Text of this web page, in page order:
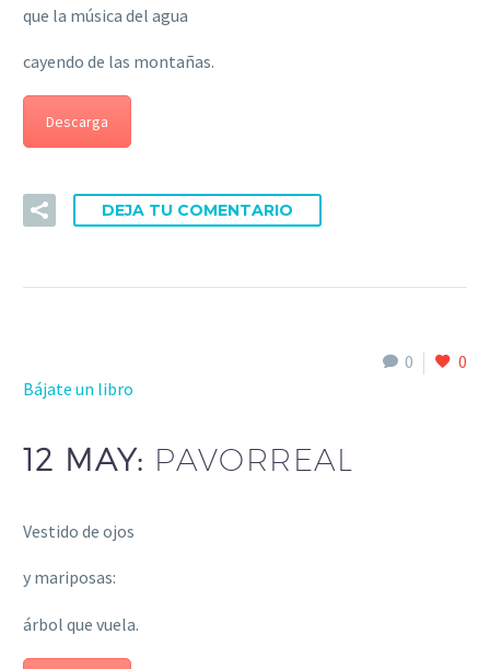
que la música del agua
cayendo de las montañas.
Descarga
DEJA TU COMENTARIO
0
0
Bájate un libro
12 MAY: PAVORREAL
Vestido de ojos
y mariposas:
árbol que vuela.